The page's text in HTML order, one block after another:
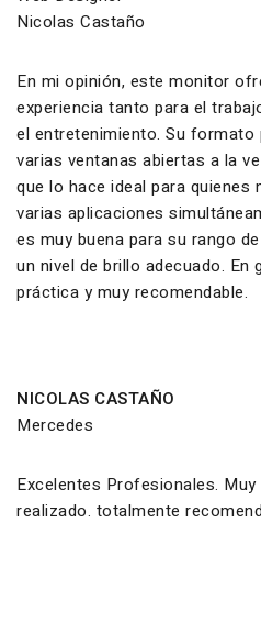
Nicolas Castaño
En mi opinión, este monitor
experiencia tanto para el
el entretenimiento. Su
varias ventanas abiertas a la
que lo hace ideal para quienes
varias aplicaciones
es muy buena para su rango
un nivel de brillo adecuado. En
práctica y muy recomendable.
NICOLAS CASTAÑO
Mercedes
Excelentes Profesionales.
realizado. totalmente